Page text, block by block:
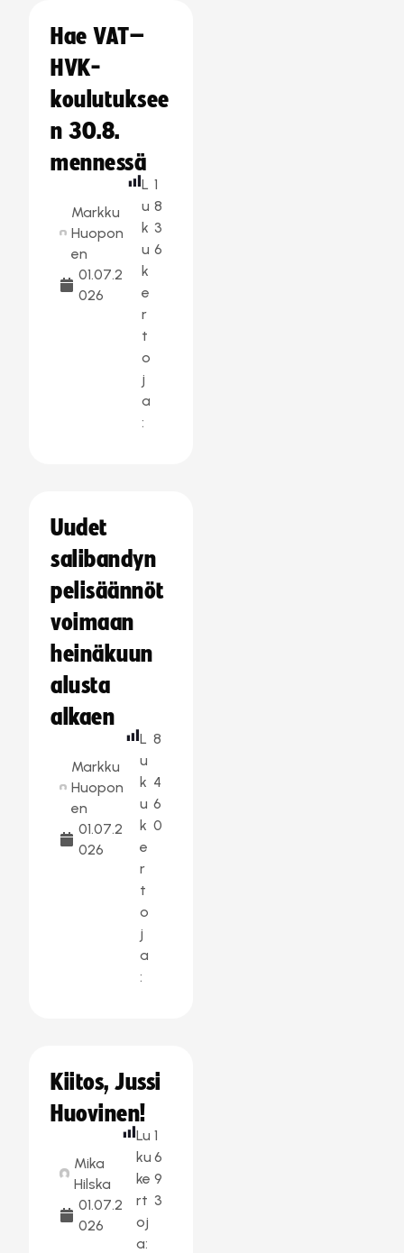
Hae VAT–
HVK-
koulutuksee
n 30.8.
mennessä
Markku
Huopon
en
01.07.2
026
L
u
k
u
k
e
r
t
o
j
a
:
1
8
3
6
Uudet
salibandyn
pelisäännöt
voimaan
heinäkuun
alusta
alkaen
Markku
Huopon
en
01.07.2
026
L
u
k
u
k
e
r
t
o
j
a
:
8
4
6
0
Kiitos, Jussi
Huovinen!
Mika
Hilska
01.07.2
026
Lu
ku
ke
rt
oj
a:
1
6
9
3